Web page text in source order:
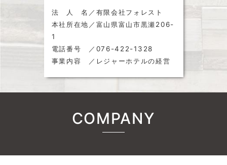
法 人 名／有限会社フォレスト
本社所在地／富山県富山市黒瀬206-
1
電話番号 ／076-422-1328
事業内容 ／レジャーホテルの経営
COMPANY